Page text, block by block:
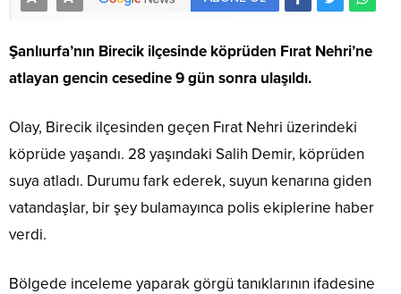
Şanlıurfa’nın Birecik ilçesinde köprüden Fırat Nehri’ne
atlayan gencin cesedine 9 gün sonra ulaşıldı.
Olay, Birecik ilçesinden geçen Fırat Nehri üzerindeki
köprüde yaşandı. 28 yaşındaki Salih Demir, köprüden
suya atladı. Durumu fark ederek, suyun kenarına giden
vatandaşlar, bir şey bulamayınca polis ekiplerine haber
verdi.
Bölgede inceleme yaparak görgü tanıklarının ifadesine